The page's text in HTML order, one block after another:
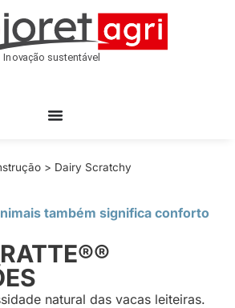
> Dairy Scratchy
também significa conforto
natural das vacas leiteiras.